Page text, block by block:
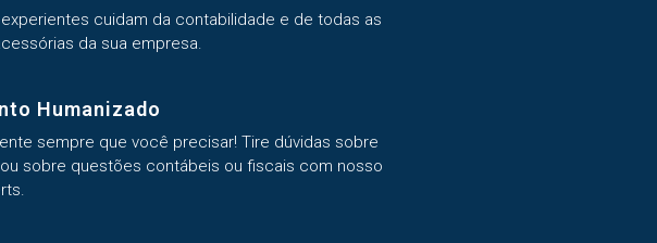
cuidam da contabilidade e de todas as
da sua empresa.
Humanizado
sempre que você precisar! Tire dúvidas sobre
sobre questões contábeis ou fiscais com nosso